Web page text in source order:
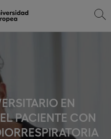
EN
PACIENTE CON